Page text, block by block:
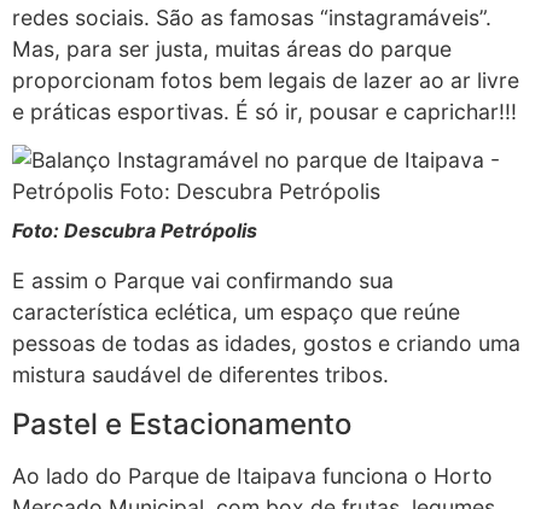
redes sociais. São as famosas “instagramáveis”.
Mas, para ser justa, muitas áreas do parque
proporcionam fotos bem legais de lazer ao ar livre
e práticas esportivas. É só ir, pousar e caprichar!!!
Foto: Descubra Petrópolis
E assim o Parque vai confirmando sua
característica eclética, um espaço que reúne
pessoas de todas as idades, gostos e criando uma
mistura saudável de diferentes tribos.
Pastel e Estacionamento
Ao lado do Parque de Itaipava funciona o Horto